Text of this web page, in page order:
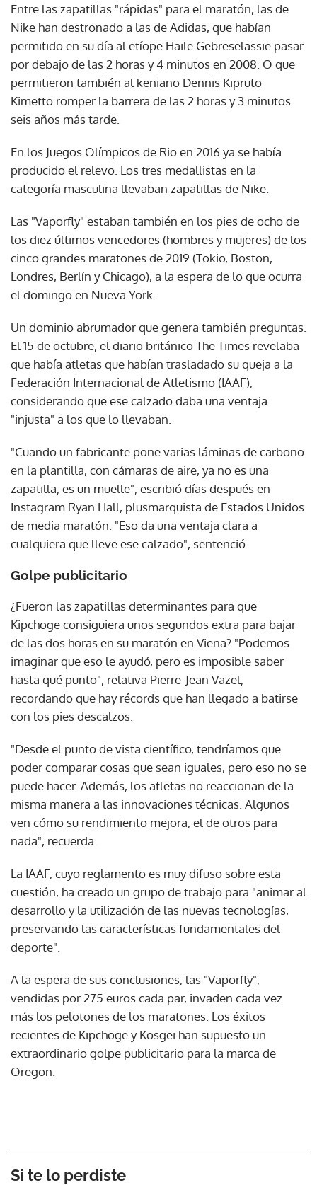
Entre las zapatillas "rápidas" para el maratón, las de
Nike han destronado a las de Adidas, que habían
permitido en su día al etíope Haile Gebreselassie pasar
por debajo de las 2 horas y 4 minutos en 2008. O que
permitieron también al keniano Dennis Kipruto
Kimetto romper la barrera de las 2 horas y 3 minutos
seis años más tarde.
En los Juegos Olímpicos de Rio en 2016 ya se había
producido el relevo. Los tres medallistas en la
categoría masculina llevaban zapatillas de Nike.
Las "Vaporfly" estaban también en los pies de ocho de
los diez últimos vencedores (hombres y mujeres) de los
cinco grandes maratones de 2019 (Tokio, Boston,
Londres, Berlín y Chicago), a la espera de lo que ocurra
el domingo en Nueva York.
Un dominio abrumador que genera también preguntas.
El 15 de octubre, el diario británico The Times revelaba
que había atletas que habían trasladado su queja a la
Federación Internacional de Atletismo (IAAF),
considerando que ese calzado daba una ventaja
"injusta" a los que lo llevaban.
"Cuando un fabricante pone varias láminas de carbono
en la plantilla, con cámaras de aire, ya no es una
zapatilla, es un muelle", escribió días después en
Instagram Ryan Hall, plusmarquista de Estados Unidos
de media maratón. "Eso da una ventaja clara a
cualquiera que lleve ese calzado", sentenció.
Golpe publicitario
¿Fueron las zapatillas determinantes para que
Kipchoge consiguiera unos segundos extra para bajar
de las dos horas en su maratón en Viena? "Podemos
imaginar que eso le ayudó, pero es imposible saber
hasta qué punto", relativa Pierre-Jean Vazel,
recordando que hay récords que han llegado a batirse
con los pies descalzos.
"Desde el punto de vista científico, tendríamos que
poder comparar cosas que sean iguales, pero eso no se
puede hacer. Además, los atletas no reaccionan de la
misma manera a las innovaciones técnicas. Algunos
ven cómo su rendimiento mejora, el de otros para
nada", recuerda.
La IAAF, cuyo reglamento es muy difuso sobre esta
cuestión, ha creado un grupo de trabajo para "animar al
desarrollo y la utilización de las nuevas tecnologías,
preservando las características fundamentales del
deporte".
A la espera de sus conclusiones, las "Vaporfly",
vendidas por 275 euros cada par, invaden cada vez
más los pelotones de los maratones. Los éxitos
recientes de Kipchoge y Kosgei han supuesto un
extraordinario golpe publicitario para la marca de
Oregon.
Si te lo perdiste